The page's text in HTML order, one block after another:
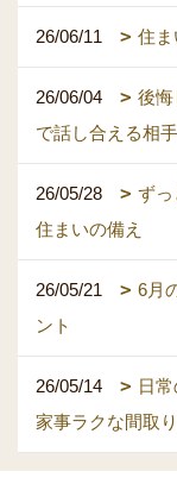
26/06/11 住
26/06/04
後悔
で話し合える相
26/05/28
ずっ
住まいの備え
26/05/21
6月
ント
26/05/14
日
家事ラクな間取り